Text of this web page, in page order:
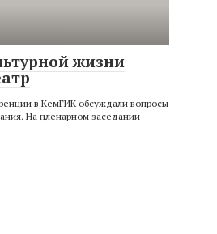
жизни
в КемГИК обсуждали вопросы
На пленарном заседании